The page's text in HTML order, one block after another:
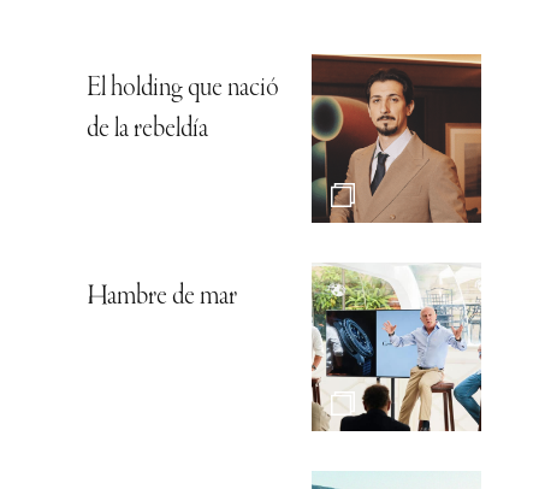
El holding que nació
de la rebeldía
Hambre de mar